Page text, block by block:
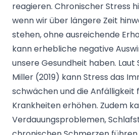
reagieren. Chronischer Stress
wenn wir über längere Zeit
stehen, ohne ausreichende
kann erhebliche negative
unsere Gesundheit haben.
Miller (2019) kann Stress das
schwächen und die Anfälligkeit
Krankheiten erhöhen. Zudem
Verdauungsproblemen,